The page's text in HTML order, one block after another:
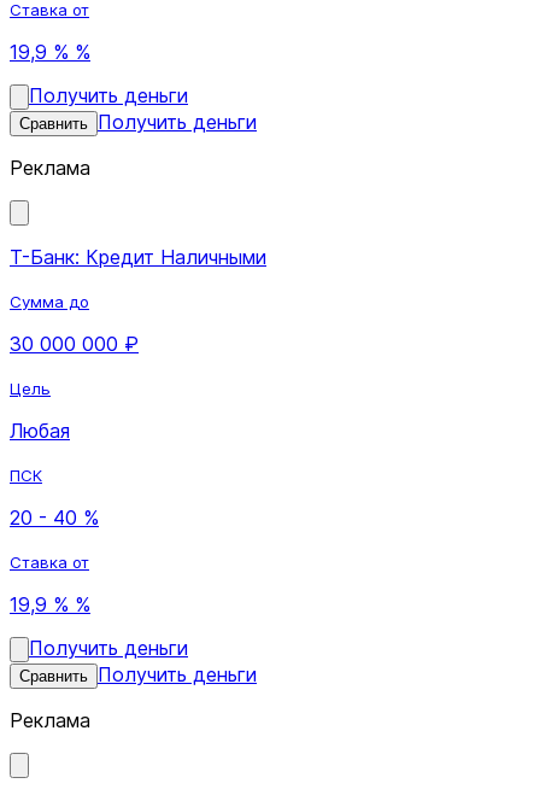
Ставка от
19,9 % %
Получить деньги
Сравнить Получить деньги
Реклама
Т-Банк: Кредит Наличными
Сумма до
30 000 000 ₽
Цель
Любая
ПСК
20 - 40 %
Ставка от
19,9 % %
Получить деньги
Сравнить Получить деньги
Реклама